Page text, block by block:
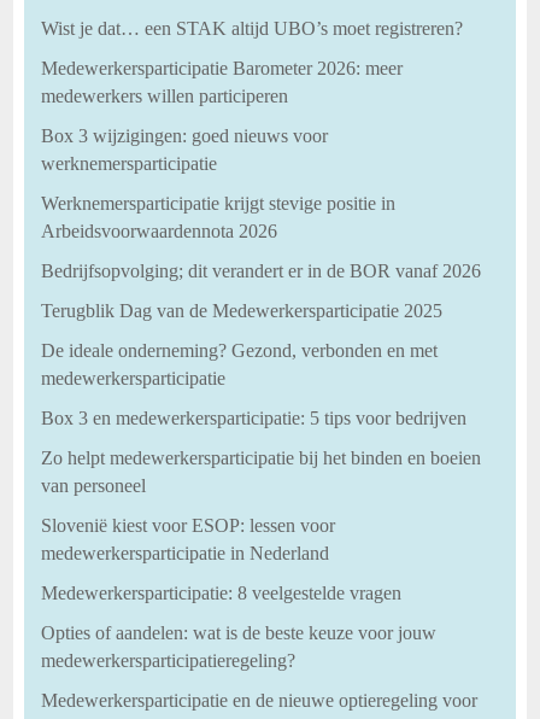
Wist je dat… een STAK altijd UBO’s moet registreren?
Medewerkersparticipatie Barometer 2026: meer
medewerkers willen participeren
Box 3 wijzigingen: goed nieuws voor
werknemersparticipatie
Werknemersparticipatie krijgt stevige positie in
Arbeidsvoorwaardennota 2026
Bedrijfsopvolging; dit verandert er in de BOR vanaf 2026
Terugblik Dag van de Medewerkersparticipatie 2025
De ideale onderneming? Gezond, verbonden en met
medewerkersparticipatie
Box 3 en medewerkersparticipatie: 5 tips voor bedrijven
Zo helpt medewerkersparticipatie bij het binden en boeien
van personeel
Slovenië kiest voor ESOP: lessen voor
medewerkersparticipatie in Nederland
Medewerkersparticipatie: 8 veelgestelde vragen
Opties of aandelen: wat is de beste keuze voor jouw
medewerkersparticipatieregeling?
Medewerkersparticipatie en de nieuwe optieregeling voor